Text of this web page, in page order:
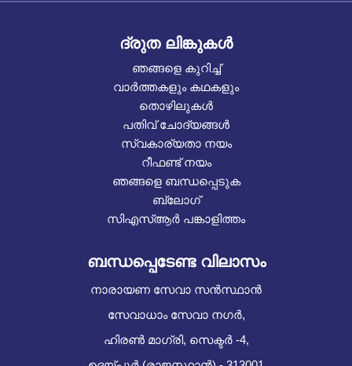
ദ്രുത ലിങ്കുകൾ
ഞങ്ങളെ കുറിച്ച്
വാർത്തകളും കഥകളും
തൊഴിലുകൾ
പതിവ് ചോദ്യങ്ങൾ
സ്വകാര്യതാ നയം
റീഫണ്ട് നയം
ഞങ്ങളെ ബന്ധപ്പെടുക
ബ്ലോഗ്
സിഎസ്ആർ പങ്കാളിത്തം
ബന്ധപ്പെടേണ്ട വിലാസം
നാരായണ സേവാ സൻസ്ഥാൻ
സേവാധാം സേവാ നഗർ,
ഹിരൺ മാഗ്രി, സെക്ടർ -4,